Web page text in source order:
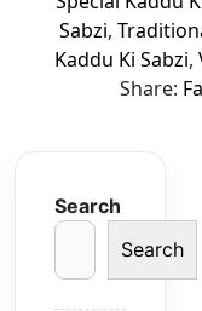
Sabzi,
Kaddu Ki Sabzi,
Share:
Search
Search